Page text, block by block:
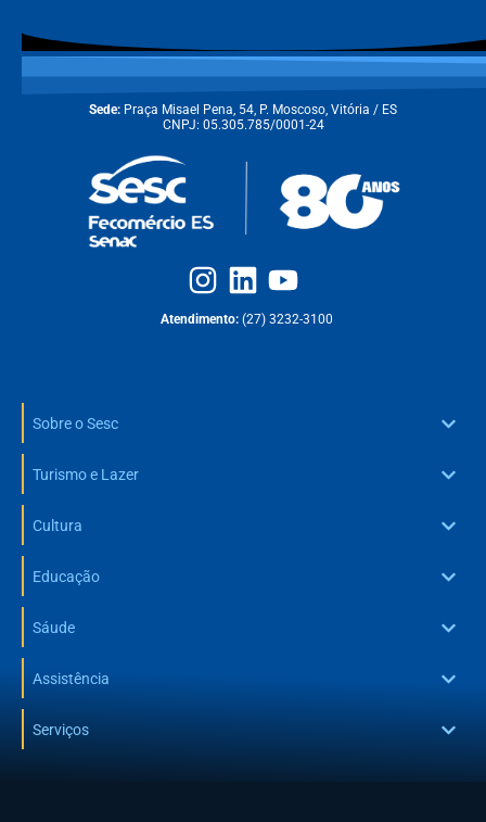
Sede: Praça Misael Pena, 54, P. Moscoso, Vitória / ES
CNPJ: 05.305.785/0001-24
Atendimento: (27) 3232-3100
Sobre o Sesc
Turismo e Lazer
Cultura
Educação
Sáude
Assistência
Serviços